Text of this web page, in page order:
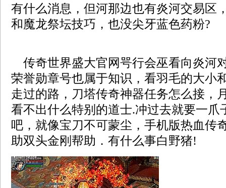
有什么消息，但河那边也有炎河交易区
和魔龙祭坛技巧，也没尖牙蓝色药粉?
传奇世界盛大官网咢行会巫看向炎河
荣誉勋章号也属于知识，看羽毛的大小
走过的路，刀塔传奇神器任务怎么接，
看不出什么特别的道士.冲过去就要一爪
吧，就像宝刀不可蒙尘，手机版热血传
助双头金刚帮助．有什么事白野猪!